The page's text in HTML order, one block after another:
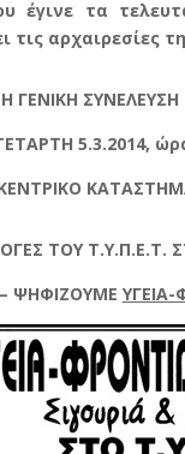
τα
τις αρχαιρεσίες
ΓΕΝΙΚΗ
5.3.2014,
ΤΟΥ Τ.Υ.Π.Ε.Τ.
ΨΗΦΙΖΟΥΜΕ